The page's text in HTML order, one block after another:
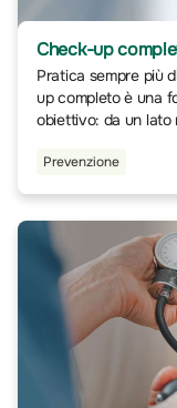
Check-up
Pratica sempre più
up completo è una
obiettivo: da un lato
dall’altro, serve a
Prevenzione